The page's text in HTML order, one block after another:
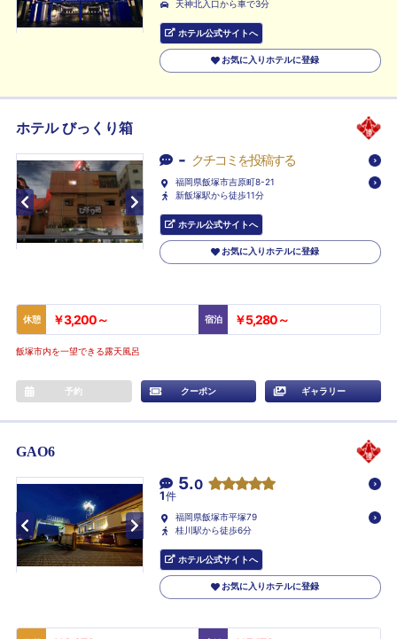
天神北入口から車で3分
ホテル公式サイトへ
お気に入りホテルに登録
ホテル びっくり箱
- クチコミを投稿する
福岡県飯塚市吉原町8-21
新飯塚駅から徒歩11分
ホテル公式サイトへ
お気に入りホテルに登録
休憩 ￥3,200～ 宿泊 ￥5,280～
飯塚市内を一望できる露天風呂
予約 クーポン ギャラリー
GAO6
5.0
1件
福岡県飯塚市平塚79
桂川駅から徒歩6分
ホテル公式サイトへ
お気に入りホテルに登録